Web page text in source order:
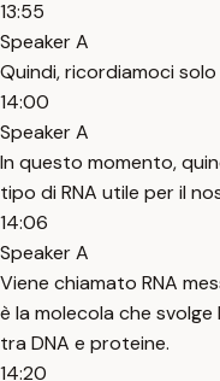
13:55
Speaker A
Quindi, ricordiamoci
14:00
Speaker A
In questo momento,
tipo di RNA utile per il
14:06
Speaker A
Viene chiamato RNA
è la molecola che
tra DNA e proteine.
14:20